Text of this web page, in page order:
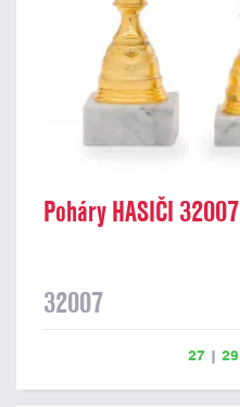
Poháry HASIČI 32007
32007
27 | 29